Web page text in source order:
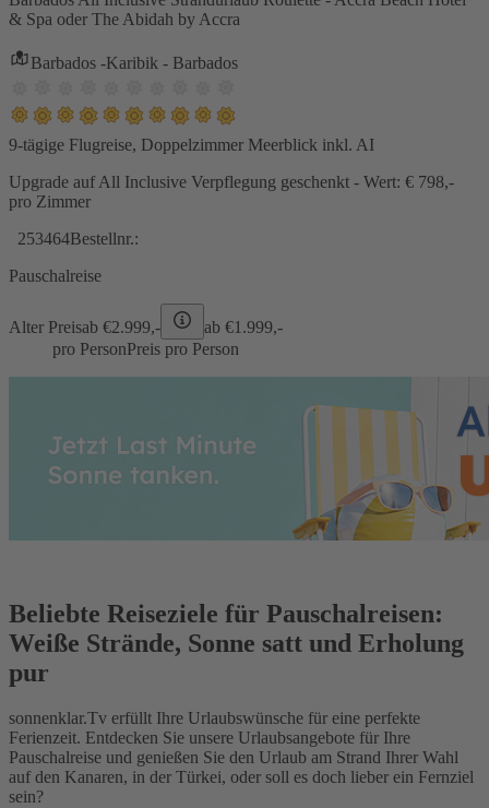
& Spa oder The Abidah by Accra
Barbados -Karibik - Barbados
9-tägige Flugreise, Doppelzimmer Meerblick inkl. AI
Upgrade auf All Inclusive Verpflegung geschenkt - Wert: € 798,-
pro Zimmer
253464Bestellnr.:
Pauschalreise
Alter Preisab €2.999,- ab €1.999,-
pro PersonPreis pro Person
Beliebte Reiseziele für Pauschalreisen:
Weiße Strände, Sonne satt und Erholung
pur
sonnenklar.Tv erfüllt Ihre Urlaubswünsche für eine perfekte
Ferienzeit. Entdecken Sie unsere Urlaubsangebote für Ihre
Pauschalreise und genießen Sie den Urlaub am Strand Ihrer Wahl
auf den Kanaren, in der Türkei, oder soll es doch lieber ein Fernziel
sein?